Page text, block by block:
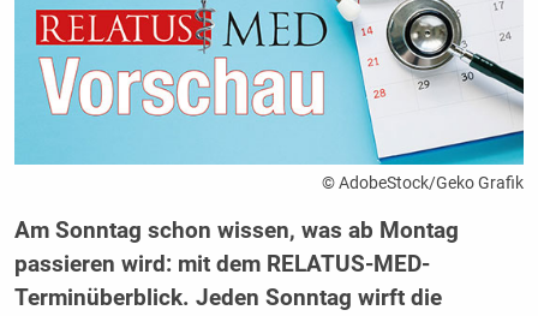
© AdobeStock/Geko Grafik
Am Sonntag schon wissen, was ab Montag
passieren wird: mit dem RELATUS-MED-
Terminüberblick. Jeden Sonntag wirft die